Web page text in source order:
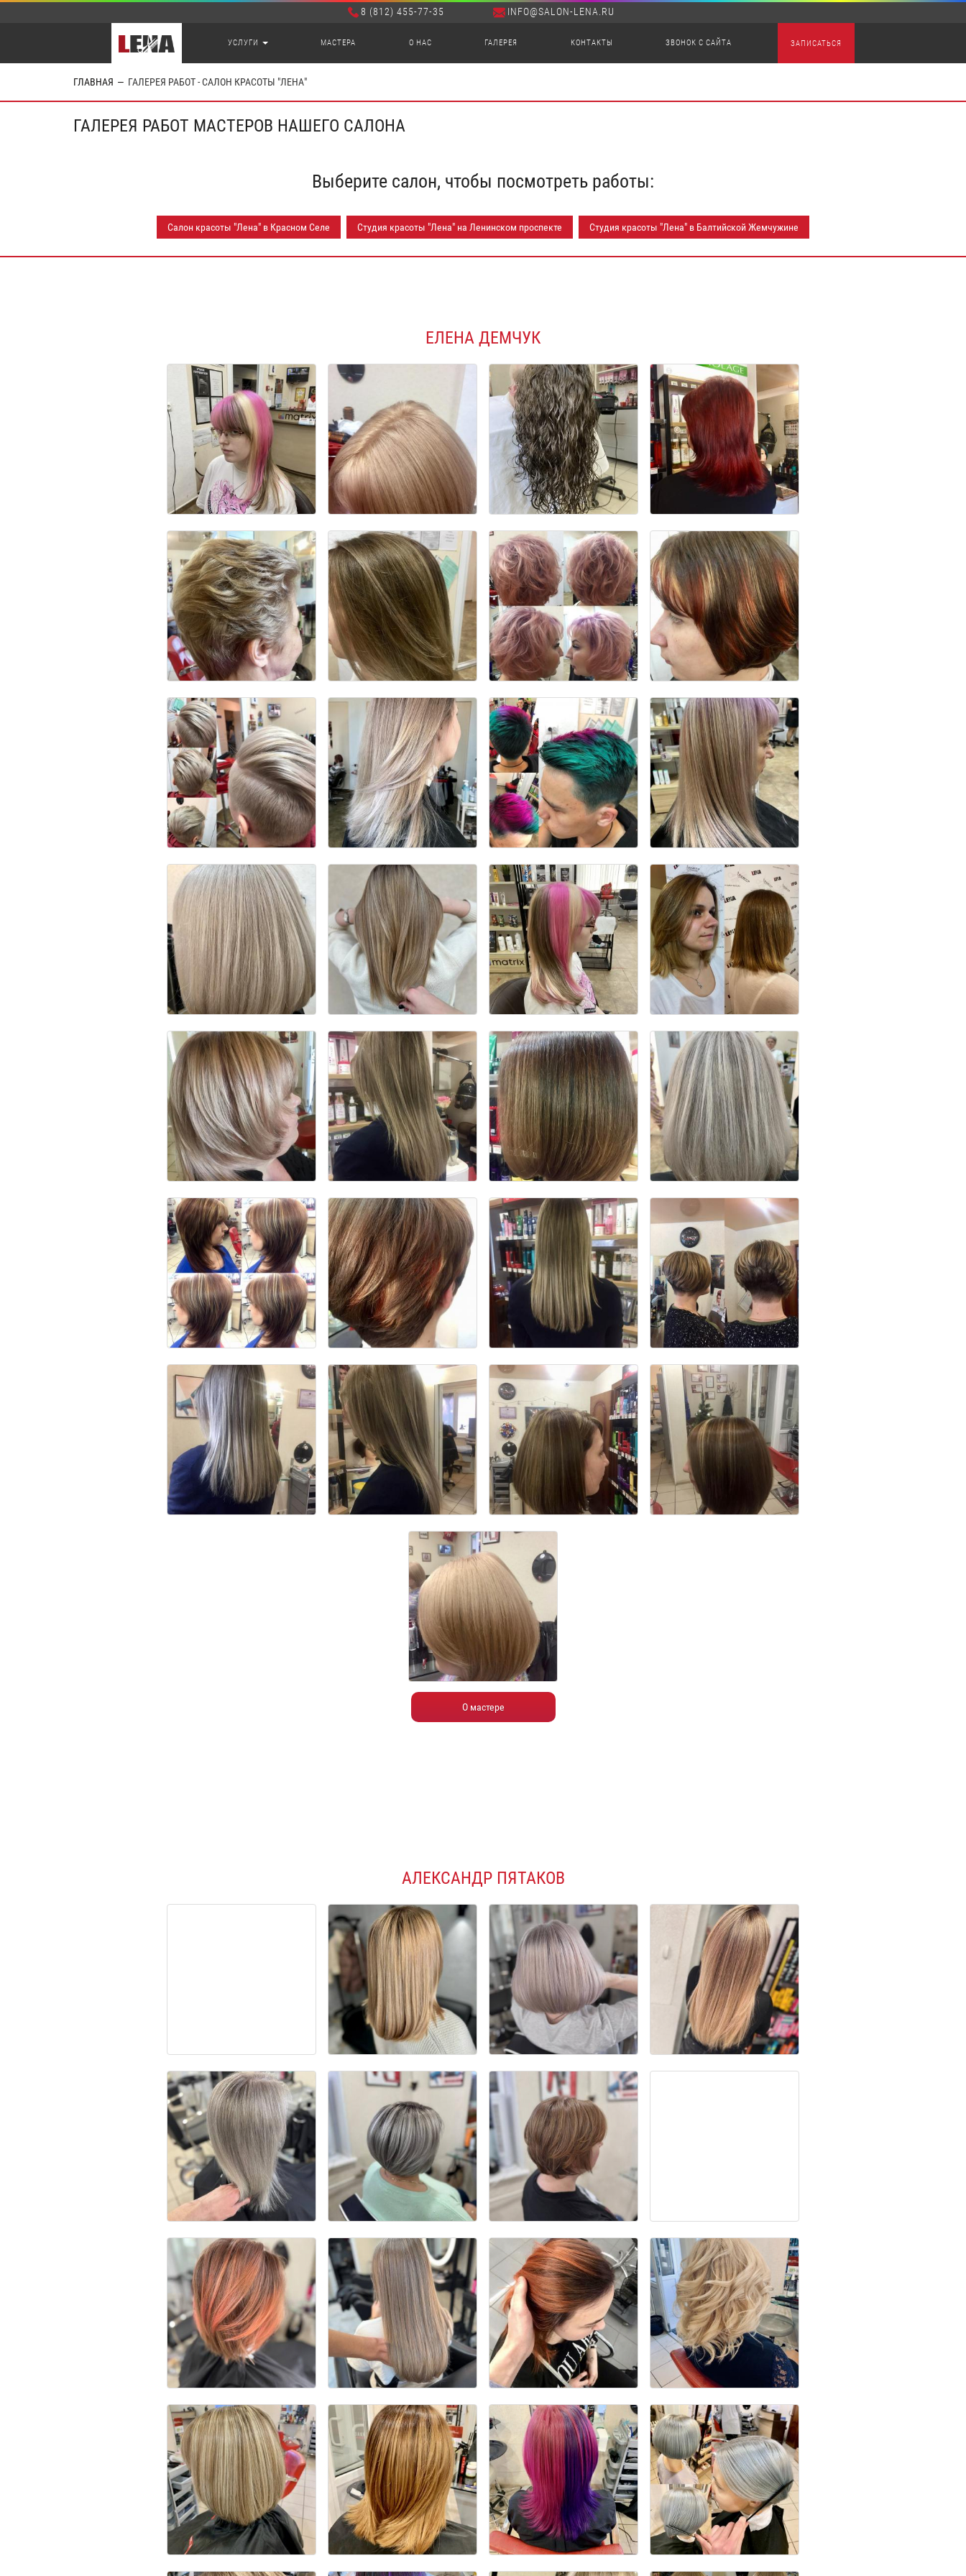
8 (812) 455-77-35 INFO@SALON-LENA.RU
УСЛУГИ МАСТЕРА О НАС ГАЛЕРЕЯ КОНТАКТЫ ЗВОНОК С САЙТА ЗАПИСАТЬСЯ
ГЛАВНАЯ ГАЛЕРЕЯ РАБОТ - САЛОН КРАСОТЫ "ЛЕНА"
ГАЛЕРЕЯ РАБОТ МАСТЕРОВ НАШЕГО САЛОНА
Выберите салон, чтобы посмотреть работы:
Салон красоты "Лена" в Красном Селе Студия красоты "Лена" на Ленинском проспекте Студия красоты "Лена" в Балтийской Жемчужине
ЕЛЕНА ДЕМЧУК
О мастере
АЛЕКСАНДР ПЯТАКОВ